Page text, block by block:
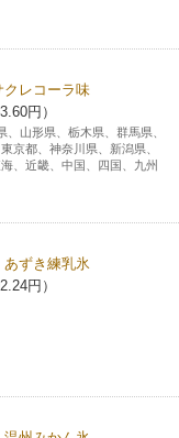
レコーラ味
円）
、山形県、栃木県、群馬県、
京都、神奈川県、新潟県、
、近畿、中国、四国、九州
ずき練乳氷
円）